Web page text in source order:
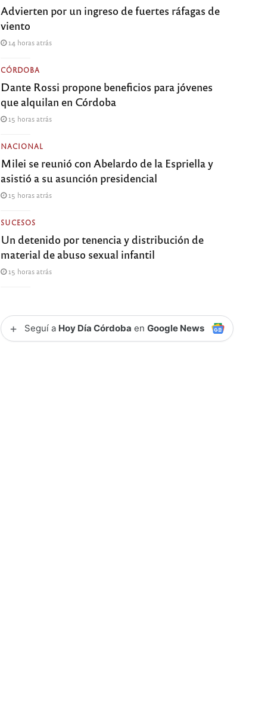
Advierten por un ingreso de fuertes ráfagas de
viento
14 horas atrás
CÓRDOBA
Dante Rossi propone beneficios para jóvenes
que alquilan en Córdoba
15 horas atrás
NACIONAL
Milei se reunió con Abelardo de la Espriella y
asistió a su asunción presidencial
15 horas atrás
SUCESOS
Un detenido por tenencia y distribución de
material de abuso sexual infantil
15 horas atrás
+ Seguí a Hoy Día Córdoba enGoogle News